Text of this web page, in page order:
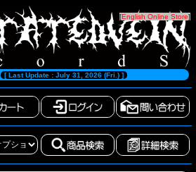
[English Online Store]
[ Last Update : July 31, 2026 (Fri.) ]